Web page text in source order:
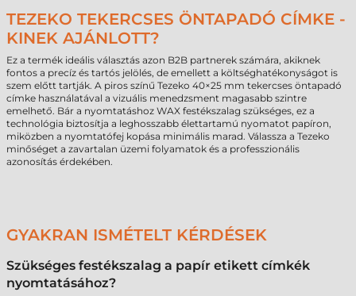
TEZEKO TEKERCSES ÖNTAPADÓ CÍMKE -
KINEK AJÁNLOTT?
Ez a termék ideális választás azon B2B partnerek számára, akiknek
fontos a precíz és tartós jelölés, de emellett a költséghatékonyságot is
szem előtt tartják. A piros színű Tezeko 40×25 mm tekercses öntapadó
címke használatával a vizuális menedzsment magasabb szintre
emelhető. Bár a nyomtatáshoz WAX festékszalag szükséges, ez a
technológia biztosítja a leghosszabb élettartamú nyomatot papíron,
miközben a nyomtatófej kopása minimális marad. Válassza a Tezeko
minőséget a zavartalan üzemi folyamatok és a professzionális
azonosítás érdekében.
GYAKRAN ISMÉTELT KÉRDÉSEK
Szükséges festékszalag a papír etikett címkék
nyomtatásához?